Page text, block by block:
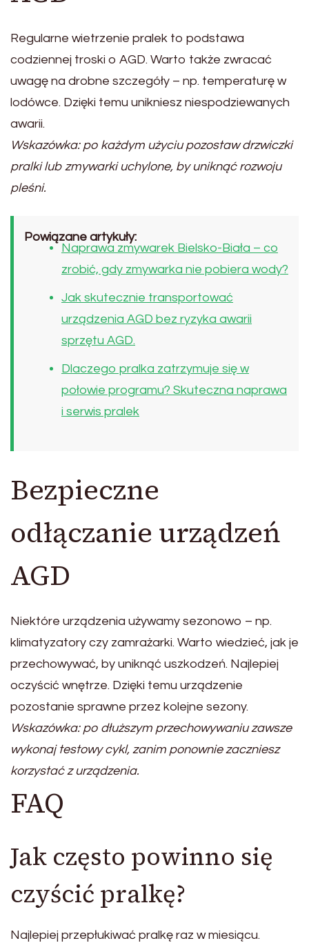
Regularne wietrzenie pralek to podstawa
codziennej troski o AGD. Warto także zwracać
uwagę na drobne szczegóły – np. temperaturę w
lodówce. Dzięki temu unikniesz niespodziewanych
awarii.
Wskazówka: po każdym użyciu pozostaw drzwiczki
pralki lub zmywarki uchylone, by uniknąć rozwoju
pleśni.
Powiązane artykuły:
Naprawa zmywarek Bielsko-Biała – co
zrobić, gdy zmywarka nie pobiera wody?
Jak skutecznie transportować
urządzenia AGD bez ryzyka awarii
sprzętu AGD.
Dlaczego pralka zatrzymuje się w
połowie programu? Skuteczna naprawa
i serwis pralek
Bezpieczne
odłączanie urządzeń
AGD
Niektóre urządzenia używamy sezonowo – np.
klimatyzatory czy zamrażarki. Warto wiedzieć, jak je
przechowywać, by uniknąć uszkodzeń. Najlepiej
oczyścić wnętrze. Dzięki temu urządzenie
pozostanie sprawne przez kolejne sezony.
Wskazówka: po dłuższym przechowywaniu zawsze
wykonaj testowy cykl, zanim ponownie zaczniesz
korzystać z urządzenia.
FAQ
Jak często powinno się
czyścić pralkę?
Najlepiej przepłukiwać pralkę raz w miesiącu.